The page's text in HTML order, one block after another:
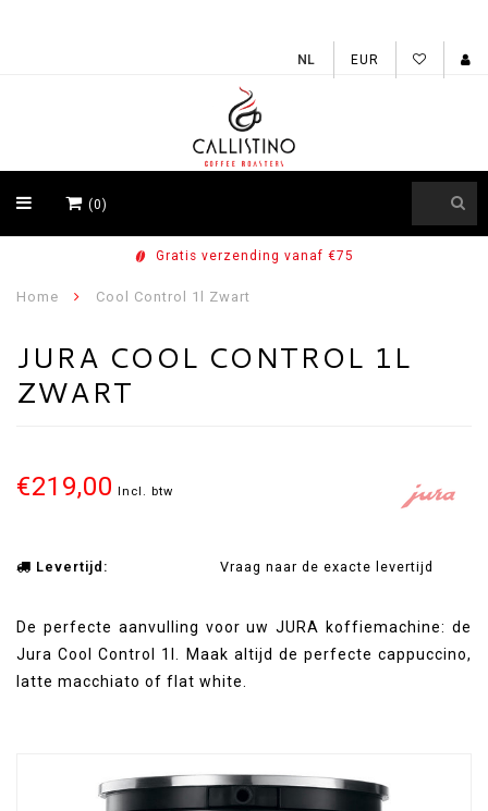
EUR
(0)
Gratis verzending vanaf €75
Home Cool Control 1l Zwart
JURA COOL CONTROL 1L
ZWART
€219,00 Incl. btw
Levertijd: Vraag naar de exacte levertijd
De perfecte aanvulling voor uw JURA koffiemachine: de
Jura Cool Control 1l. Maak altijd de perfecte cappuccino,
latte macchiato of flat white.